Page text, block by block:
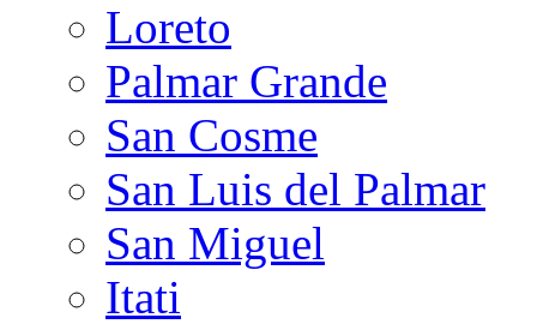
Loreto
Palmar Grande
San Cosme
San Luis del Palmar
San Miguel
Itati